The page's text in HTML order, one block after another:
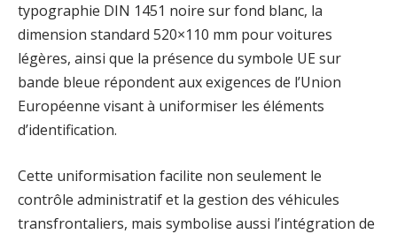
typographie DIN 1451 noire sur fond blanc, la
dimension standard 520×110 mm pour voitures
légères, ainsi que la présence du symbole UE sur
bande bleue répondent aux exigences de l’Union
Européenne visant à uniformiser les éléments
d’identification.
Cette uniformisation facilite non seulement le
contrôle administratif et la gestion des véhicules
transfrontaliers, mais symbolise aussi l’intégration de